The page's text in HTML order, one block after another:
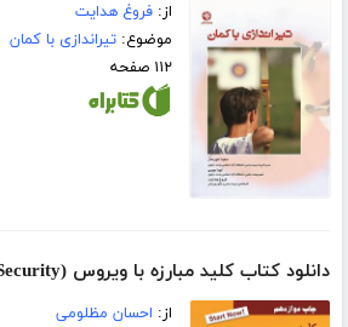
از:فروغ هدایت
موضوع:تیراندازی با کمان
۱۱۲ صفحه
دانلود کتاب کلید مبارزه با ویروس (ESET Smart Security)
از: احسان مظلومی